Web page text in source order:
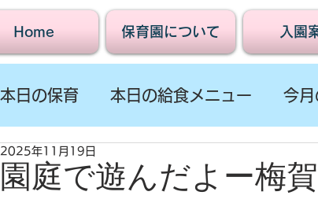
Home 保育園について 入園
本日の保育 本日の給食メニュー 今月
園庭で遊んだよー梅
2025年11月19日